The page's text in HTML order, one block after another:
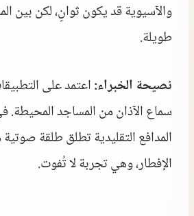
والآسيوية قد يكون ثوانٍ، لكن بين
طويلة.
نصيحة الخبراء:اعتمد على
سماع الآذان من المساجد المحيطة.
المدافع التقليدية تطلق طلقة
الإفطار، وهي تجربة لا تُفوت.